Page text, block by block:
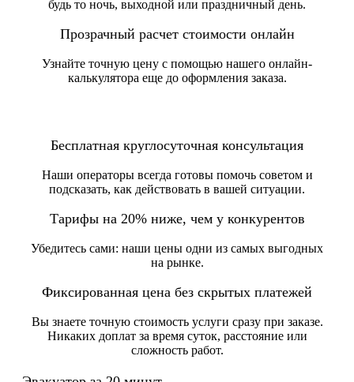
будь то ночь, выходной или праздничный день.
Прозрачный расчет стоимости онлайн
Узнайте точную цену с помощью нашего онлайн-
калькулятора еще до оформления заказа.
Бесплатная круглосуточная консультация
Наши операторы всегда готовы помочь советом и
подсказать, как действовать в вашей ситуации.
Тарифы на 20% ниже, чем у конкурентов
Убедитесь сами: наши цены одни из самых выгодных
на рынке.
Фиксированная цена без скрытых платежей
Вы знаете точную стоимость услуги сразу при заказе.
Никаких доплат за время суток, расстояние или
сложность работ.